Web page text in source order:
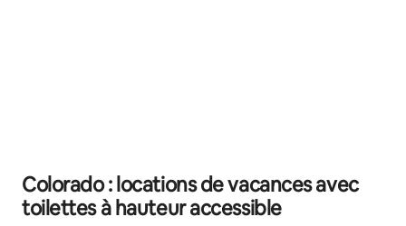
Colorado : locations de vacances avec
toilettes à hauteur accessible